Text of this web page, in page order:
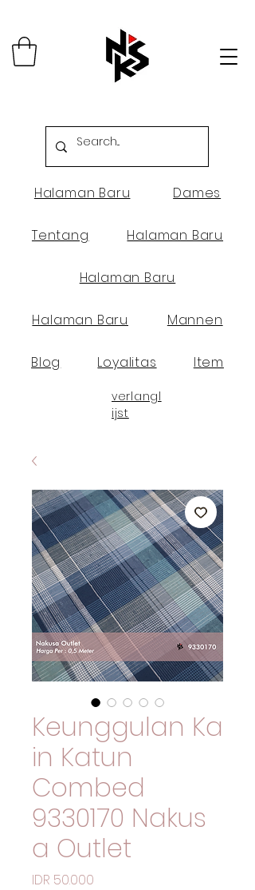
Halaman Baru Dames
Tentang Halaman Baru
Halaman Baru
Halaman Baru Mannen
Blog Loyalitas Item
verlangl
ijst
Keunggulan Ka
in Katun
Combed
9330170 Nakus
a Outlet
IDR 50.000